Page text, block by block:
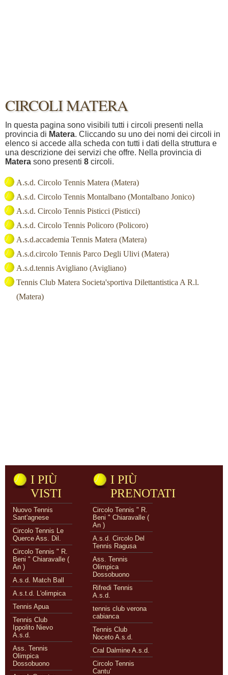
CIRCOLI MATERA
In questa pagina sono visibili tutti i circoli presenti nella
provincia di Matera. Cliccando su uno dei nomi dei circoli in
elenco si accede alla scheda con tutti i dati della struttura e
una descrizione dei servizi che offre. Nella provincia di
Matera sono presenti 8 circoli.
A.s.d. Circolo Tennis Matera (Matera)
A.s.d. Circolo Tennis Montalbano (Montalbano Jonico)
A.s.d. Circolo Tennis Pisticci (Pisticci)
A.s.d. Circolo Tennis Policoro (Policoro)
A.s.d.accademia Tennis Matera (Matera)
A.s.d.circolo Tennis Parco Degli Ulivi (Matera)
A.s.d.tennis Avigliano (Avigliano)
Tennis Club Matera Societa'sportiva Dilettantistica A R.l.
(Matera)
I PIÙ
VISTI
Nuovo Tennis
Sant'agnese
Circolo Tennis Le
Querce Ass. Dil.
Circolo Tennis " R.
Beni " Chiaravalle (
An )
A.s.d. Match Ball
A.s.t.d. L'olimpica
Tennis Apua
Tennis Club
Ippolito Nievo
A.s.d.
Ass. Tennis
Olimpica
Dossobuono
I PIÙ
PRENOTATI
Circolo Tennis " R.
Beni " Chiaravalle (
An )
A.s.d. Circolo Del
Tennis Ragusa
Ass. Tennis
Olimpica
Dossobuono
Rifredi Tennis
A.s.d.
tennis club verona
cabianca
Tennis Club
Noceto A.s.d.
Cral Dalmine A.s.d.
Circolo Tennis
Cantu'